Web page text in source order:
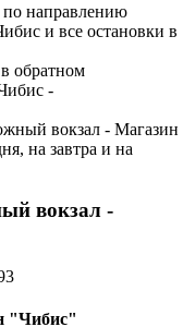
по направлению
и все остановки в
обратном
-
вокзал - Магазин
на завтра и на
вокзал -
"Чибис"